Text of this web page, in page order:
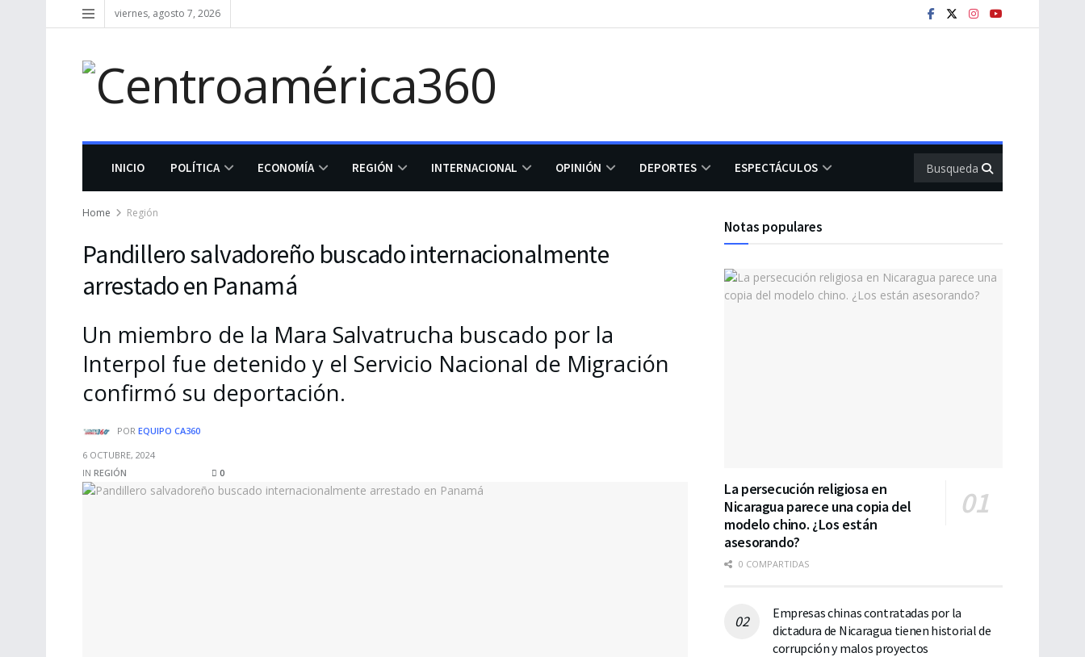
viernes, agosto 7, 2026
INICIO POLÍTICA ECONOMÍA REGIÓN INTERNACIONAL OPINIÓN DEPORTES ESPECTÁCULOS
Home Región
Pandillero salvadoreño buscado internacionalmente
arrestado en Panamá
Un miembro de la Mara Salvatrucha buscado por la
Interpol fue detenido y el Servicio Nacional de Migración
confirmó su deportación.
POR EQUIPO CA360
6 OCTUBRE, 2024
IN REGIÓN 0
Notas populares
La persecución religiosa en
Nicaragua parece una copia del
modelo chino. ¿Los están
asesorando?
0 COMPARTIDAS
Empresas chinas contratadas por la
dictadura de Nicaragua tienen historial de
corrupción y malos proyectos